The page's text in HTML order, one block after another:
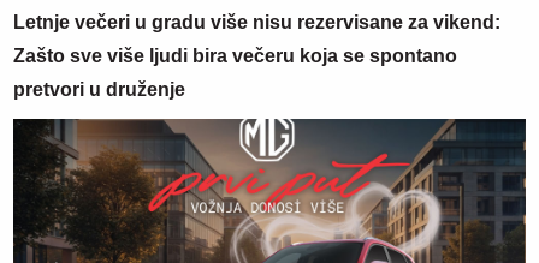
Letnje večeri u gradu više nisu rezervisane za vikend:
Zašto sve više ljudi bira večeru koja se spontano
pretvori u druženje